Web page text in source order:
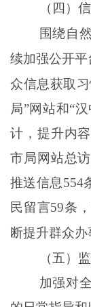
（四）
围绕自
续加强公开
众信息获取
局”网站和“
计，提升内
市局网站总
推送信息554
民留言59条
断提升群众办
（五）
加强对